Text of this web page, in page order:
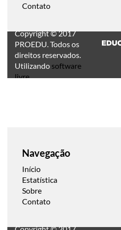
Contato
Copyright © 2017
PROEDU. Todos os
direitos reservados.
Utilizando software
livre.
Navegação
Início
Estatística
Sobre
Contato